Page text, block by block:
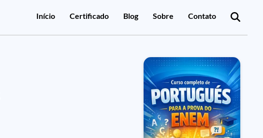
Início Certificado Blog Sobre Contato